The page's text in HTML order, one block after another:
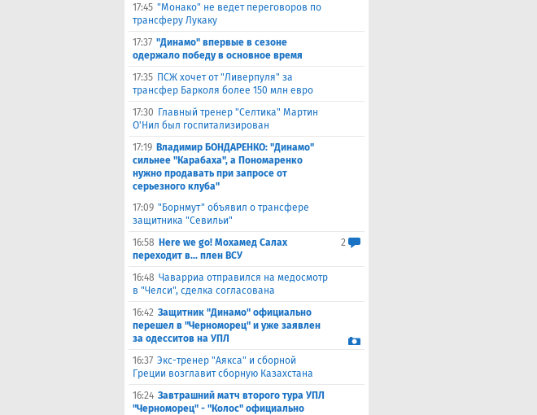
17:45 "Монако" не ведет переговоров по
трансферу Лукаку
17:37 "Динамо" впервые в сезоне
одержало победу в основное время
17:35 ПСЖ хочет от "Ливерпуля" за
трансфер Барколя более 150 млн евро
17:30 Главный тренер "Селтика" Мартин
О'Нил был госпитализирован
17:19 Владимир БОНДАРЕНКО: "Динамо"
сильнее "Карабаха", а Пономаренко
нужно продавать при запросе от
серьезного клуба"
17:09 "Борнмут" объявил о трансфере
защитника "Севильи"
16:58 Here we go! Мохамед Салах
переходит в... плен ВСУ
2
16:48 Чаварриа отправился на медосмотр
в "Челси", сделка согласована
16:42 Защитник "Динамо" официально
перешел в "Черноморец" и уже заявлен
за одесситов на УПЛ
16:37 Экс-тренер "Аякса" и сборной
Греции возглавит сборную Казахстана
16:24 Завтрашний матч второго тура УПЛ
"Черноморец" - "Колос" официально